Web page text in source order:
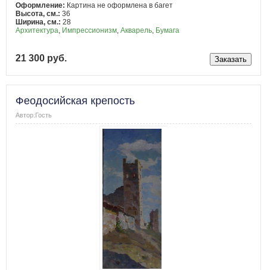
Оформление: Картина не оформлена в багет
Высота, см.: 36
Ширина, см.: 28
Архитектура Импрессионизм Акварель Бумага
21 300 руб.
Феодосийская крепость
Автор:Гость